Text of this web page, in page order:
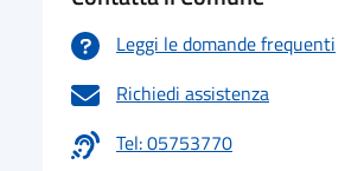
Leggi le domande frequenti
Richiedi assistenza
Tel: 05753770